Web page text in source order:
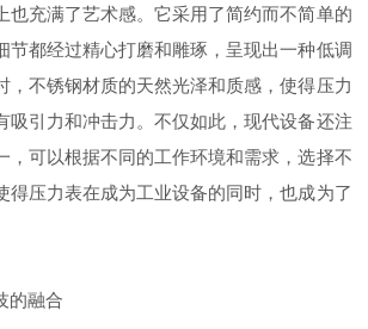
充满了艺术感。它采用了简约而不简单的
节都经过精心打磨和雕琢，呈现出一种低调
，不锈钢材质的天然光泽和质感，使得压力
吸引力和冲击力。不仅如此，现代设备还注
，可以根据不同的工作环境和需求，选择不
得压力表在成为工业设备的同时，也成为了
融合